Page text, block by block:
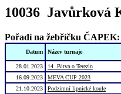
10036 Javůrková
Pořadí na žebříčku
Datum Název turnaje
28.01.2023 14. Bitva o Terezín
16.09.2023
MEVA CUP 2023
21.10.2023
Podzimní lipnické koule